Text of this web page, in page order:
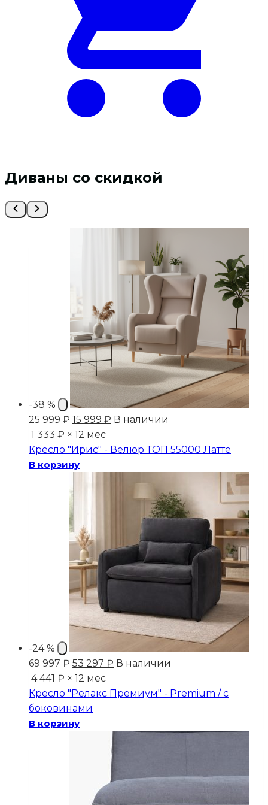
Диваны со скидкой
-38 %
25 999₽ Первоначальная
цена
составляла
25
15 999 ₽ Текущая
15
В наличии
1 333 ₽ × 12 мес
Кресло "Ирис" - Велюр ТОП 55000 Латте
В корзину
-24 %
69 997₽ Первоначальная
цена
составляла
69
997 ₽.
53 297 ₽ Текущая
53
В наличии
4 441 ₽ × 12 мес
Кресло "Релакс Премиум" - Premium / с
боковинами
В корзину